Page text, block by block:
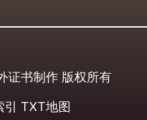
证书制作 版权所有
TXT地图